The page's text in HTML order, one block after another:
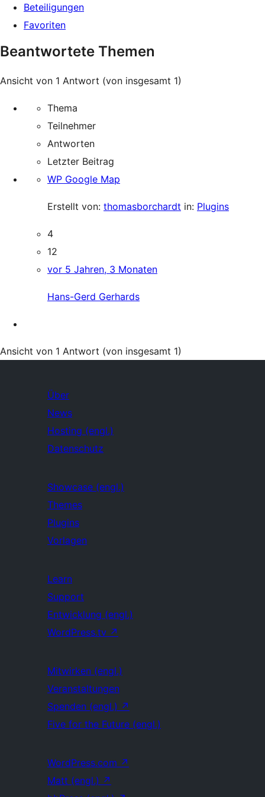
Beteiligungen
Favoriten
Beantwortete Themen
Ansicht von 1 Antwort (von insgesamt 1)
Thema
Teilnehmer
Antworten
Letzter Beitrag
WP Google Map
Erstellt von: thomasborchardt in: Plugins
4
12
vor 5 Jahren, 3 Monaten
Hans-Gerd Gerhards
Ansicht von 1 Antwort (von insgesamt 1)
Über
News
Hosting (engl.)
Datenschutz
Showcase (engl.)
Themes
Plugins
Vorlagen
Learn
Support
Entwicklung (engl.)
WordPress.tv ↗
Mitwirken (engl.)
Veranstaltungen
Spenden (engl.) ↗
Five for the Future (engl.)
WordPress.com ↗
Matt (engl.) ↗